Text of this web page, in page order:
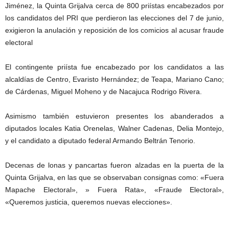
Jiménez, la Quinta Grijalva cerca de 800 priístas encabezados por
los candidatos del PRI que perdieron las elecciones del 7 de junio,
exigieron la anulación y reposición de los comicios al acusar fraude
electoral
El contingente priísta fue encabezado por los candidatos a las
alcaldías de Centro, Evaristo Hernández; de Teapa, Mariano Cano;
de Cárdenas, Miguel Moheno y de Nacajuca Rodrigo Rivera.
Asimismo también estuvieron presentes los abanderados a
diputados locales Katia Orenelas, Walner Cadenas, Delia Montejo,
y el candidato a diputado federal Armando Beltrán Tenorio.
Decenas de lonas y pancartas fueron alzadas en la puerta de la
Quinta Grijalva, en las que se observaban consignas como: «Fuera
Mapache Electoral», » Fuera Rata», «Fraude Electoral»,
«Queremos justicia, queremos nuevas elecciones».